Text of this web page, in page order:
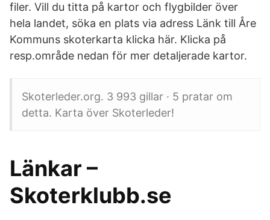
filer. Vill du titta på kartor och flygbilder över
hela landet, söka en plats via adress Länk till Åre
Kommuns skoterkarta klicka här. Klicka på
resp.område nedan för mer detaljerade kartor.
Skoterleder.org. 3 993 gillar · 5 pratar om
detta. Karta över Skoterleder!
Länkar –
Skoterklubb.se